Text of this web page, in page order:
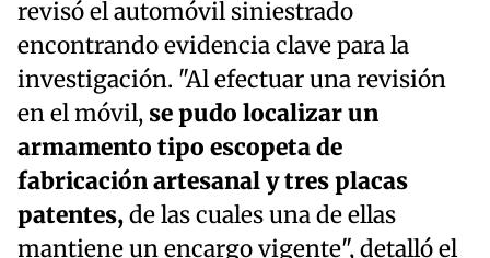
revisó el automóvil siniestrado
encontrando evidencia clave para la
investigación. "Al efectuar una revisión
en el móvil, se pudo localizar un
armamento tipo escopeta de
fabricación artesanal y tres placas
patentes,de las cuales una de ellas
mantiene un encargo vigente", detalló el